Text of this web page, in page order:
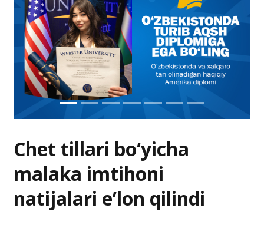
Chet tillari bo‘yicha
malaka imtihoni
natijalari e’lon qilindi